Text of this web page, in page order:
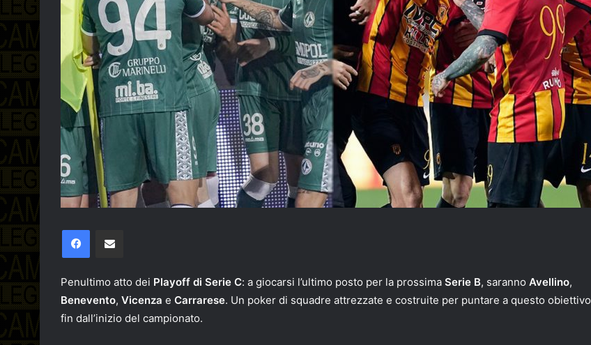
Facebook
Penultimo atto dei Playoff di Serie C: a giocarsi l’ultimo posto per la prossima Serie B, saranno Avellino,
Benevento, Vicenza e Carrarese. Un poker di squadre attrezzate e costruite per puntare a questo obiettivo
fin dall’inizio del campionato.